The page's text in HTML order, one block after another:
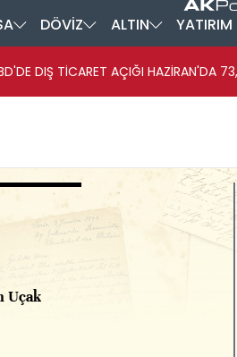
DÖVİZ ALTIN YATIRIM
DIŞ TİCARET AÇIĞI HAZİRAN'DA
Uçak